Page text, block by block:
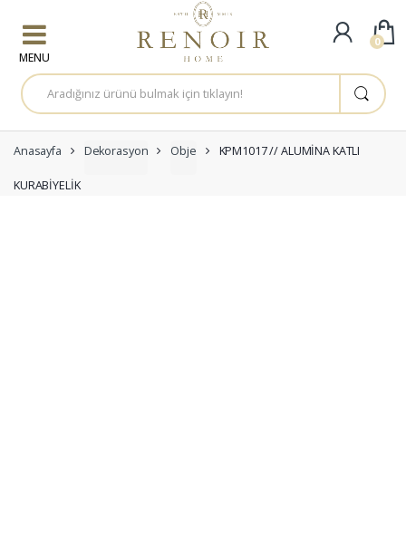
A
r
a
a
:
Anasayfa Dekorasyon Obje KPM1017 // ALUMİNA KATLI
KURABİYELİK
0